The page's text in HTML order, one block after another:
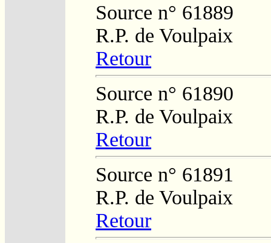
Source n° 61889
R.P. de Voulpaix
Retour
Source n° 61890
R.P. de Voulpaix
Retour
Source n° 61891
R.P. de Voulpaix
Retour